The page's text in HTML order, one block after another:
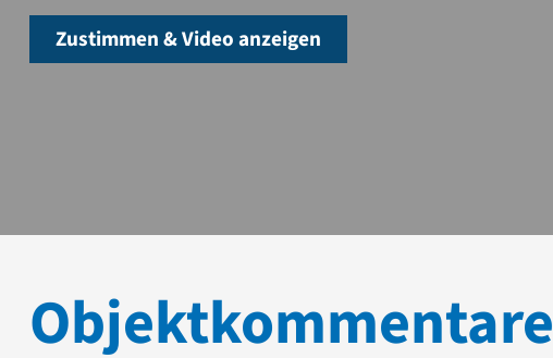
Zustimmen & Video anzeigen
Objektkommentare